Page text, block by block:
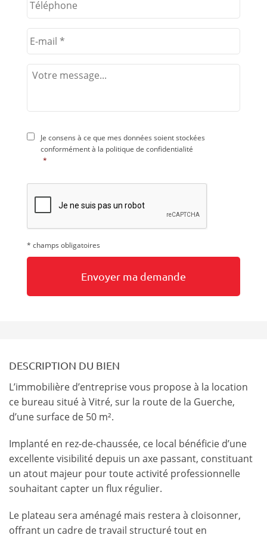
Je consens à ce que mes données soient stockées
conformément à la politique de confidentialité
*
* champs obligatoires
DESCRIPTION DU BIEN
L’immobilière d’entreprise vous propose à la location
ce bureau situé à Vitré, sur la route de la Guerche,
d’une surface de 50 m².
Implanté en rez-de-chaussée, ce local bénéficie d’une
excellente visibilité depuis un axe passant, constituant
un atout majeur pour toute activité professionnelle
souhaitant capter un flux régulier.
Le plateau sera aménagé mais restera à cloisonner,
offrant un cadre de travail structuré tout en